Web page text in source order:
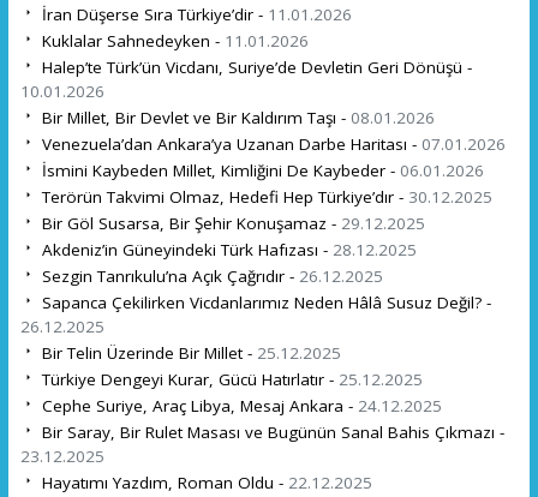
İran Düşerse Sıra Türkiye’dir - 11.01.2026
Kuklalar Sahnedeyken - 11.01.2026
Halep’te Türk’ün Vicdanı, Suriye’de Devletin Geri Dönüşü -
10.01.2026
Bir Millet, Bir Devlet ve Bir Kaldırım Taşı - 08.01.2026
Venezuela’dan Ankara’ya Uzanan Darbe Haritası - 07.01.2026
İsmini Kaybeden Millet, Kimliğini De Kaybeder - 06.01.2026
Terörün Takvimi Olmaz, Hedefi Hep Türkiye’dır - 30.12.2025
Bir Göl Susarsa, Bir Şehir Konuşamaz - 29.12.2025
Akdeniz’in Güneyindeki Türk Hafızası - 28.12.2025
Sezgin Tanrıkulu’na Açık Çağrıdır - 26.12.2025
Sapanca Çekilirken Vicdanlarımız Neden Hâlâ Susuz Değil? -
26.12.2025
Bir Telin Üzerinde Bir Millet - 25.12.2025
Türkiye Dengeyi Kurar, Gücü Hatırlatır - 25.12.2025
Cephe Suriye, Araç Libya, Mesaj Ankara - 24.12.2025
Bir Saray, Bir Rulet Masası ve Bugünün Sanal Bahis Çıkmazı -
23.12.2025
Hayatımı Yazdım, Roman Oldu - 22.12.2025